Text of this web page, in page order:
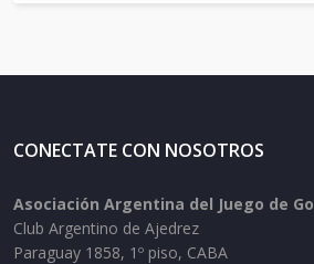
CONECTATE CON NOSOTROS
Asociación Argentina del Juego de Go
Club Argentino de Ajedrez
Paraguay 1858, 1º piso, CABA